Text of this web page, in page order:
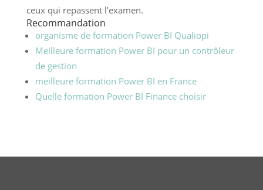
ceux qui repassent l’examen.
Recommandation
organisme de formation Power BI Qualiopi
Meilleure formation Power BI pour un contrôleur
de gestion
meilleure formation Power BI en France
Quelle formation Power BI Finance choisir